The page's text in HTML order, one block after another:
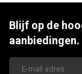
Blijf op de